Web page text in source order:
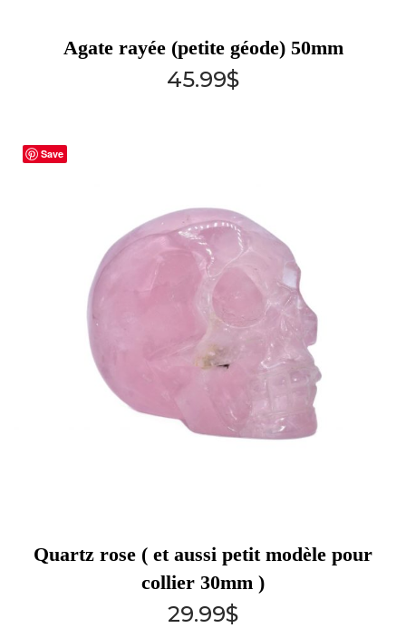
Agate rayée (petite géode) 50mm
45.99$
Quartz rose ( et aussi petit modèle pour
collier 30mm )
29.99$
Save